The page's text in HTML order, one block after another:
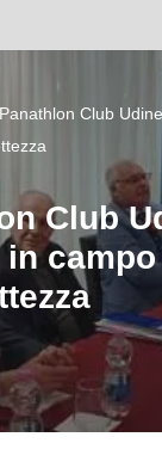
Panathlon Club
Club
in